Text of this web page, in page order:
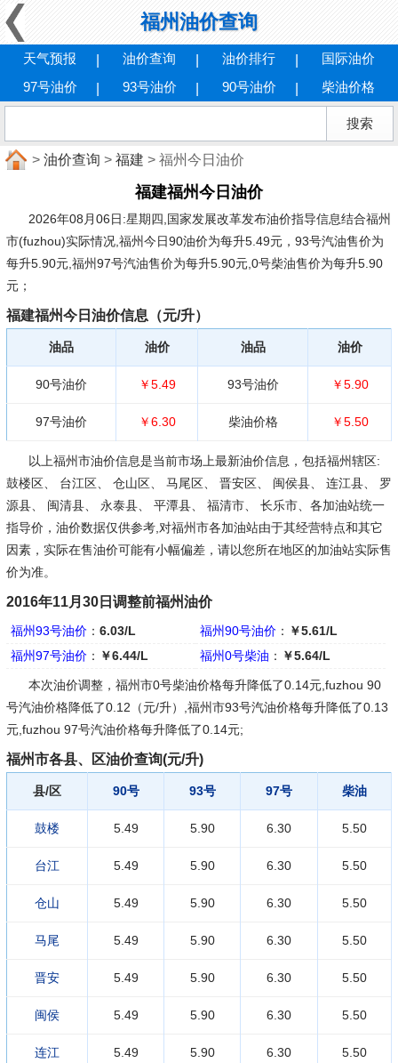
福州油价查询
天气预报 油价查询 油价排行
国际油价
97号油价
93号油价 90号油价 柴油价格
> 油价查询 > 福建 > 福州今日油价
福建福州今日油价
2026年08月06日:星期四 ,国家发展改革发布油价指导信息结合福州
市(fuzhou)实际情况,福州今日90油价为每升5.49元，93号汽油售价为
每升5.90元,福州97号汽油售价为每升5.90元,0号柴油售价为每升5.90
元；
福建福州今日油价信息（元/升）
油品 油价 油品 油价
90号油价 ￥5.49 93号油价 ￥5.90
97号油价 ￥6.30 柴油价格 ￥5.50
以上福州市油价信息是当前市场上最新油价信息，包括福州辖区:
鼓楼区、 台江区、 仓山区、 马尾区、 晋安区、 闽侯县、 连江县、 罗
源县、 闽清县、 永泰县、 平潭县、 福清市、 长乐市、各加油站统一
指导价，油价数据仅供参考,对福州市各加油站由于其经营特点和其它
因素，实际在售油价可能有小幅偏差，请以您所在地区的加油站实际售
价为准。
2016年11月30日调整前福州油价
福州93号油价： 6.03/L 福州90号油价 ： ￥5.61/L
福州97号油价： ￥6.44/L 福州0号柴油 ： ￥5.64/L
本次油价调整，福州市0号柴油价格每升降低了0.14元,fuzhou 90
号汽油价格降低了0.12（元/升）,福州市93号汽油价格每升降低了0.13
元,fuzhou 97号汽油价格每升降低了0.14元;
福州市各县、区油价查询(元/升)
县/区 90号 93号 97号 柴油
鼓楼 5.49 5.90 6.30 5.50
台江 5.49 5.90 6.30 5.50
仓山 5.49 5.90 6.30 5.50
马尾 5.49 5.90 6.30 5.50
晋安 5.49 5.90 6.30 5.50
闽侯 5.49 5.90 6.30 5.50
连江 5.49 5.90 6.30 5.50